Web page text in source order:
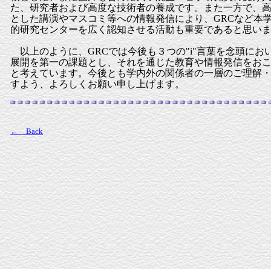
た、研究者および高度な技術者の養成です。また一方で、
とした講演やマスコミ等への情報発信により、GRCなど本
的研究センターを広く認知させる活動も重要であると思
以上のように、GRCでは今後も３つの"i"言葉を念頭にお
展開を第一の課題とし、それを通じた教育や情報発信をお
と考えています。今後とも学内外の関係者の一層のご理解
すよう、よろしくお願い申し上げます。
← Back